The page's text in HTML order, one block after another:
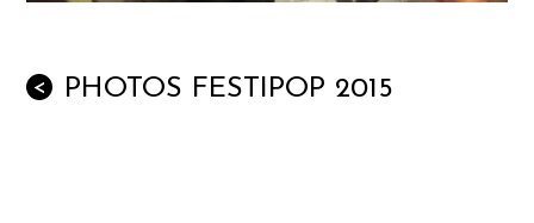
< PHOTOS FESTIPOP 2015